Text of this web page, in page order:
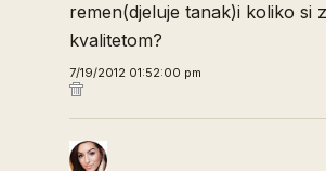
remen(djeluje tanak)i koliko si
kvalitetom?
7/19/2012 01:52:00 pm